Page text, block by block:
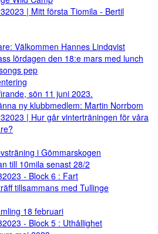
| Mitt första Tiomila - Bertil
Välkommen Hannes Lindqvist
lördagen den 18:e mars med lunch
pep
sön 11 juni 2023.
ny klubbmedlem: Martin Norrbom
| Hur går vinterträningen för våra
i Gömmarskogen
till 10mila senast 28/2
- Block 6 : Fart
tillsammans med Tullinge
18 februari
- Block 5 : Uthållighet